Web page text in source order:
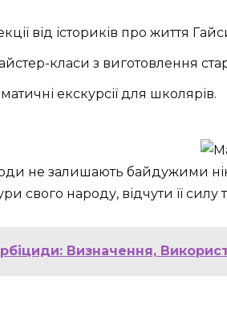
від істориків про життя
класи з виготовлення
екскурсії для школярів.
не залишають байдужими
свого народу, відчути її силу
Визначення,